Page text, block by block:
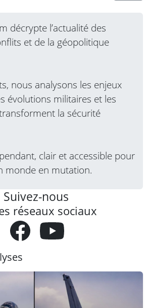
Lire la suite
décrypte l’actualité des
et de la géopolitique
nous analysons les enjeux
évolutions militaires et les
la sécurité
clair et accessible pour
monde en mutation.
Suivez-nous
réseaux sociaux